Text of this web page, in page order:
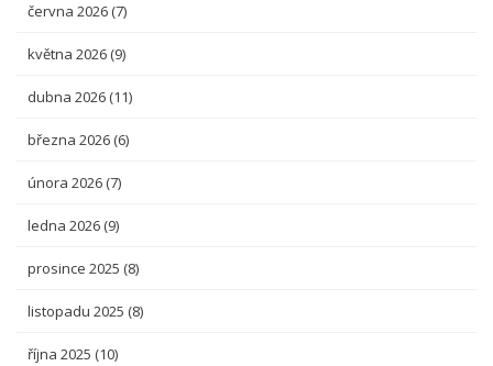
června 2026 (7)
května 2026 (9)
dubna 2026 (11)
března 2026 (6)
února 2026 (7)
ledna 2026 (9)
prosince 2025 (8)
listopadu 2025 (8)
října 2025 (10)